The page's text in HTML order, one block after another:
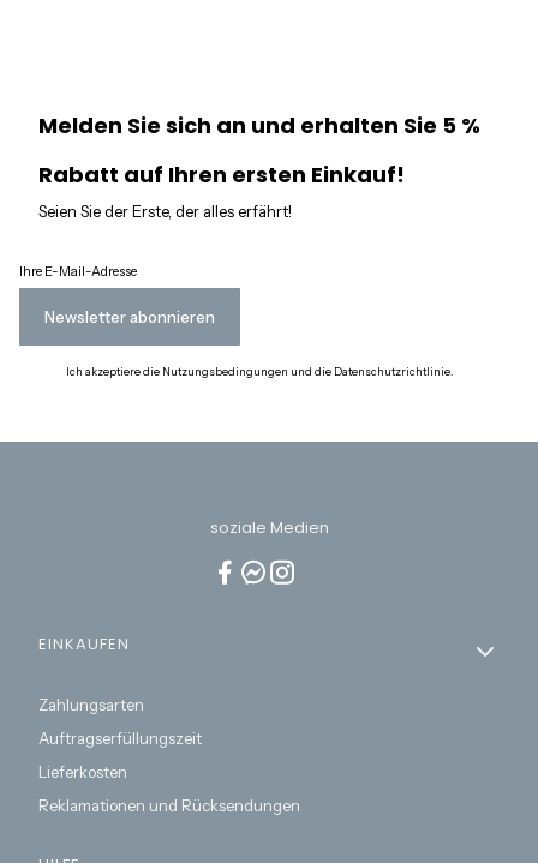
Melden Sie sich an und erhalten Sie 5 %
Rabatt auf Ihren ersten Einkauf!
Seien Sie der Erste, der alles erfährt!
Ihre E-Mail-Adresse
Newsletter abonnieren
Ich akzeptiere die Nutzungsbedingungen und die Datenschutzrichtlinie.
soziale Medien
Fußzeilenmenü
EINKAUFEN
Zahlungsarten
Auftragserfüllungszeit
Lieferkosten
Reklamationen und Rücksendungen